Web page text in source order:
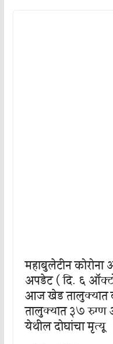
महाबुलेटीन
अपडेट ( दि. ६
आज खेड तालुक्यात
तालुक्यात ३७
येथील दोघांचा मृत्यू